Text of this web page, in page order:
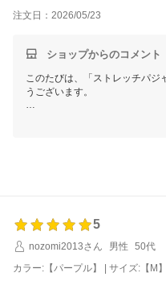
注文日：2026/05/23
ショップからのコメント
このたびは、「ストレッチパジ
うございます。
以前ご購入いただいたブラウ
また、名入れサービスもお役
お母様はもちろん、サポートを
いお着替えのお手伝いができて
このたびは温かいご感想をあり
5
nozomi2013さん
男性
50代
カラー:【パープル】 | サイズ:【M】